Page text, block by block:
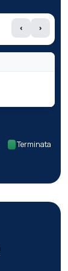
‹ ›
Terminata